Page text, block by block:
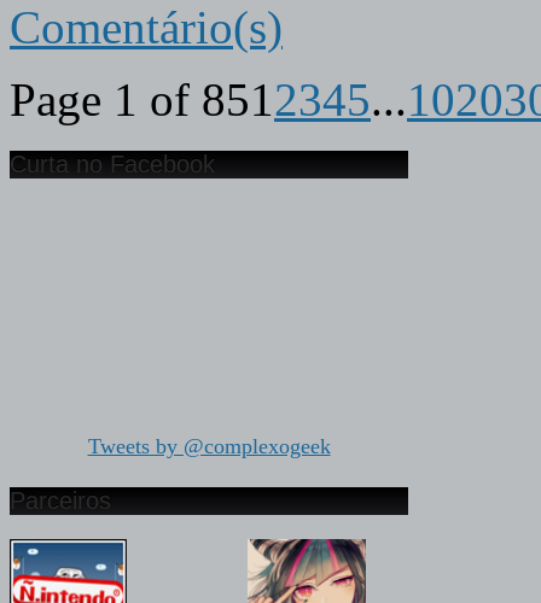
Comentário(s)
Page 1 of 8512345...1020
Curta no Facebook
Tweets by @complexogeek
Parceiros